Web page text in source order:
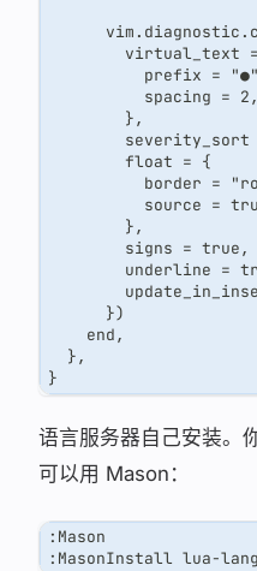
virtual_text
prefix =
          spacing = 2,
        },
severity_sort
        float = {
border =
source =
        },
        signs = true,
underline =
      })
    end,
  },
}
语言服务器自己安装。
可以用 Mason：
:Mason
:MasonInstall lua-